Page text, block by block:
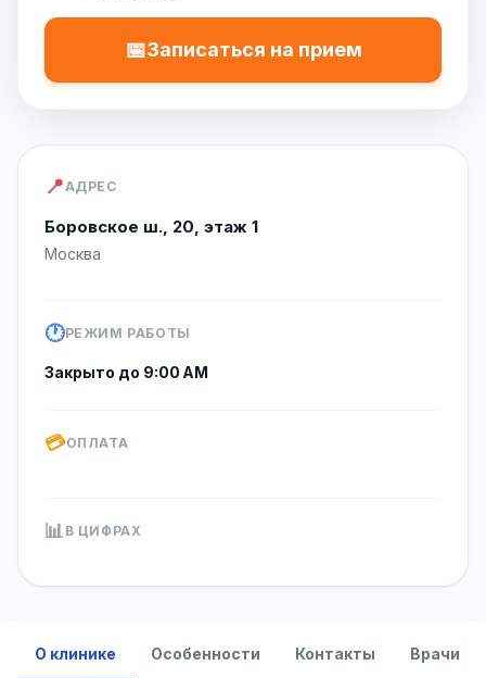
📅Записаться на прием
📍АДРЕС
Боровское ш., 20, этаж 1
Москва
🕐РЕЖИМ РАБОТЫ
Закрыто до 9:00 AM
💳ОПЛАТА
📊 В ЦИФРАХ
О клинике Особенности Контакты Врачи